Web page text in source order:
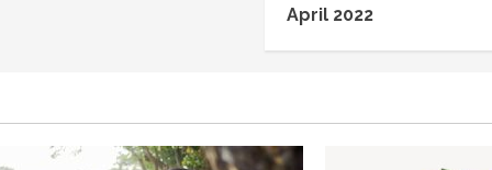
April 2022